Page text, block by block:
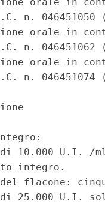
n.
orale in
n.
orale in
n.
10.000 U.I. /
integro.
flacone:
25.000 U.I.